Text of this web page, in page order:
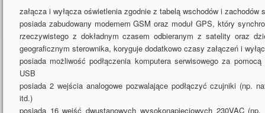
załącza i wyłącza oświetlenia zgodnie z tabelą wschodów i zachodów
posiada zabudowany modemem GSM oraz moduł GPS, który
rzeczywistego z dokładnym czasem odbieranym z satelity oraz
geograficznym sterownika, koryguje dodatkowo czasy załączeń i
posiada możliwość podłączenia komputera serwisowego za
USB
posiada 2 wejścia analogowe pozwalające podłączyć czujniki (np.
itd.)
posiada 16 wejść dwustanowych wysokonapięciowych 230VAC